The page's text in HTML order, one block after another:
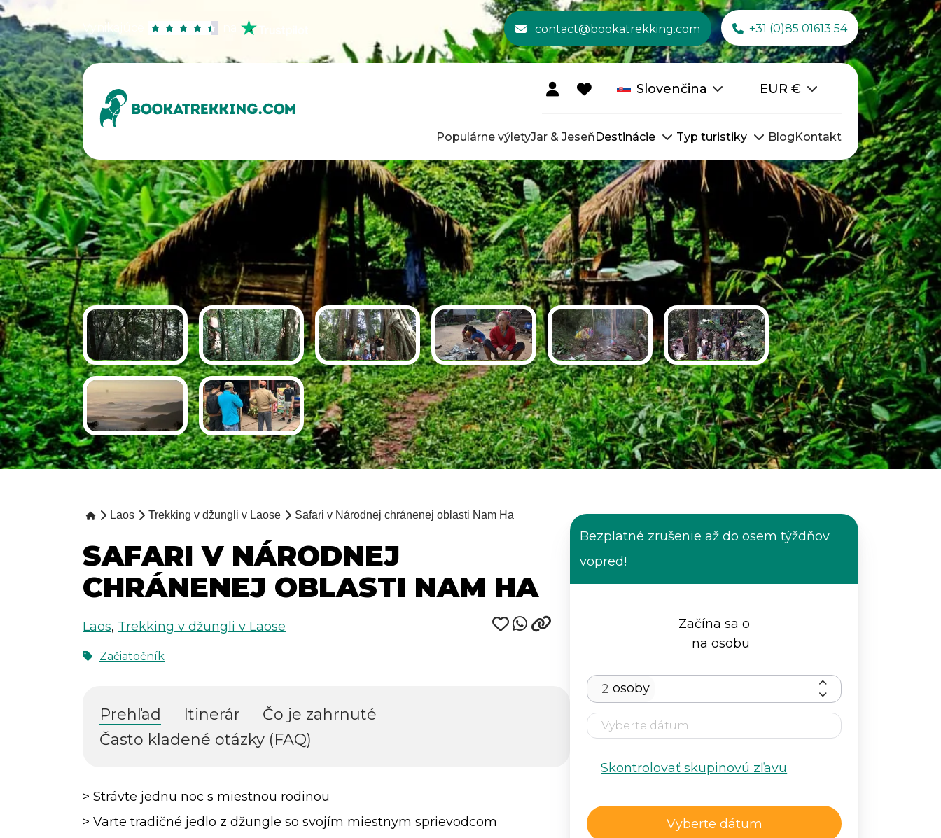
contact@bookatrekking.com +31 (0)85 01613 54
Slovenčina EUR €
Populárne výletyJar & JeseňDestinácie Typ turistiky BlogKontakt
Laos Trekking v džungli v Laose Safari v Národnej chránenej oblasti Nam Ha
SAFARI V NÁRODNEJ
CHRÁNENEJ OBLASTI NAM HA
Laos, Trekking v džungli v Laose
Začiatočník
Prehľad Itinerár
Čo je zahrnuté
Často kladené otázky (FAQ)
> Strávte jednu noc s miestnou rodinou
> Varte tradičné jedlo z džungle so svojím miestnym sprievodcom
Bezplatné zrušenie až do osem týždňov
vopred!
Začína sa o
na osobu
osoby
Skontrolovať skupinovú zľavu
Vyberte dátum